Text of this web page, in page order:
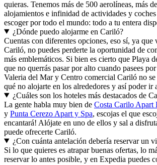
quieras. Tenemos más de 500 aerolíneas, más
alojamientos e infinidad de actividades y
escoger por todo el mundo: todo a tu entera
¿Dónde puedo alojarme en Cariló?
Cuentas con diferentes opciones, eso sí, ya que
Cariló, no puedes perderte la oportunidad de
más emblemáticos. Si bien es cierto que Playa
que no querrás pasar por alto cuando pasees
Valeria del Mar y Centro comercial Cariló no se
qué no alojarte en los alrededores y así poder ir
¿Cuáles son los hoteles más destacados de
La gente habla muy bien de Costa Carilo Apart
y Punta Cerezo Apart y Spa, escojas el que
encantará! Alójate en uno de ellos y sal a
puede ofrecerte Cariló.
¿Con cuánta antelación debería reservar un
Si lo que quieres es atrapar buenas ofertas, lo
reservar lo antes posible, y en Expedia puedes